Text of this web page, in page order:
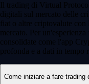
Il trading di Virtual
digitali sul mercato delle
fiat o altre criptovalute
mercato. Per
consolidate come l'app
profonda e a dati in tempo
Come iniziare a fare trading